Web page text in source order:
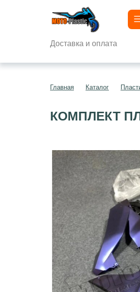
Доставка и оплата
Главная Каталог
КОМПЛЕКТ